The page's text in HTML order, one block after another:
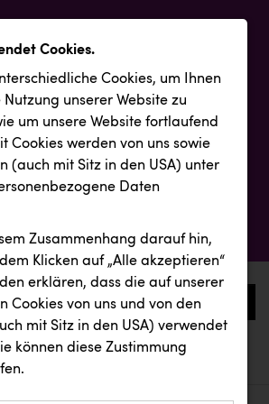
0
Cookies.
Cookies, um Ihnen
unserer Website zu
um unsere Website fortlaufend
Cookies werden von uns sowie
(auch mit Sitz in den USA) unter
Daten
Zusammenhang darauf hin,
Klicken auf „Alle akzeptieren“
erklären, dass die auf unserer
Cookies von uns und von den
mit Sitz in den USA) verwendet
können diese Zustimmung